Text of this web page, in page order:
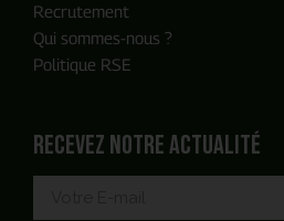
Recrutement
Qui sommes-nous ?
Politique RSE
Recevez notre actualité